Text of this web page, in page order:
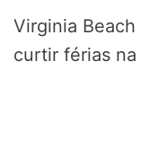
Virginia
curtir férias na